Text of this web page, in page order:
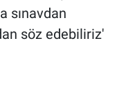
sınavdan
söz edebiliriz'